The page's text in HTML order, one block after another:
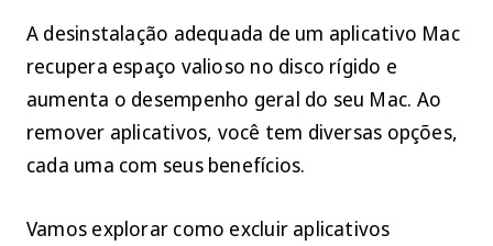
A desinstalação adequada de um aplicativo Mac
recupera espaço valioso no disco rígido e
aumenta o desempenho geral do seu Mac. Ao
remover aplicativos, você tem diversas opções,
cada uma com seus benefícios.
Vamos explorar como excluir aplicativos